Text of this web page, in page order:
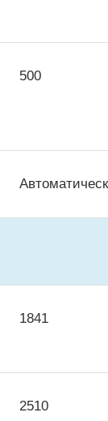
500
1841
2510